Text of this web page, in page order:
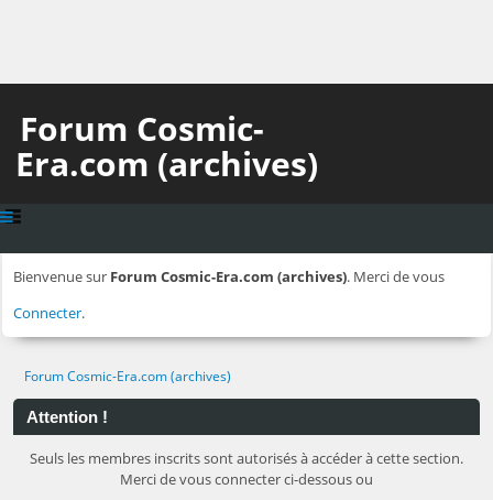
Forum Cosmic-
Era.com (archives)
Bienvenue sur Forum Cosmic-Era.com (archives). Merci de vous
Connecter.
Forum Cosmic-Era.com (archives)
Attention !
Seuls les membres inscrits sont autorisés à accéder à cette section.
Merci de vous connecter ci-dessous ou